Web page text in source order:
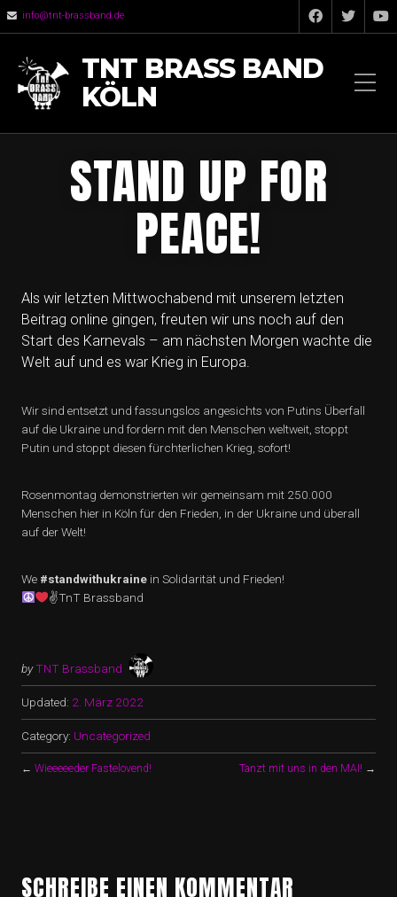
info@tnt-brassband.de
TNT BRASS BAND
KÖLN
STAND UP FOR
PEACE!
Als wir letzten Mittwochabend mit unserem letzten
Beitrag online gingen, freuten wir uns noch auf den
Start des Karnevals – am nächsten Morgen wachte die
Welt auf und es war Krieg in Europa.
Wir sind entsetzt und fassungslos angesichts von Putins Überfall
auf die Ukraine und fordern mit den Menschen weltweit, stoppt
Putin und stoppt diesen fürchterlichen Krieg, sofort!
Rosenmontag demonstrierten wir gemeinsam mit 250.000
Menschen hier in Köln für den Frieden, in der Ukraine und überall
auf der Welt!
We #standwithukraine in Solidarität und Frieden!
✌TnT Brassband
byTNT Brassband
Updated: 2. März 2022
Category: Uncategorized
← Wieeeeeder Fastelovend! Tanzt mit uns in den MAI! →
SCHREIBE EINEN KOMMENTAR